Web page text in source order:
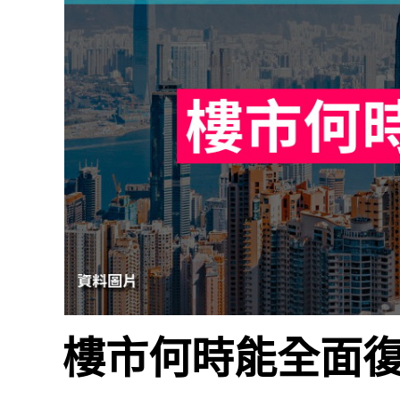
樓市何時能全面